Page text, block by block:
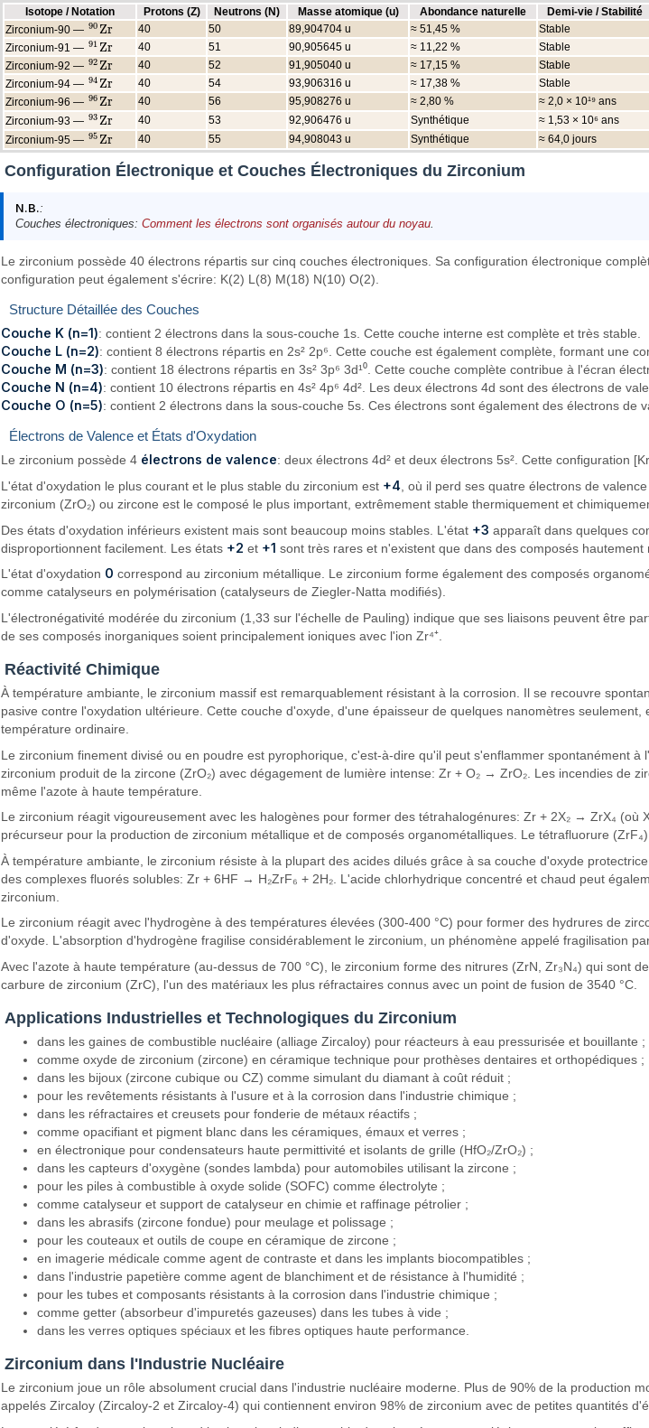
Isotope / Notation Protons (Z) Neutrons (N) Masse atomique (u) Abondance naturelle Demi-vie / Stabilité
Zirconium-90 — 90Zr
90Zr 40 50 89,904704 u ≈ 51,45 % Stable
Zirconium-91 — 91Zr
91Zr 40 51 90,905645 u ≈ 11,22 % Stable
Zirconium-92 — 92Zr
92Zr 40 52 91,905040 u ≈ 17,15 % Stable
Zirconium-94 — 94Zr
94Zr 40 54 93,906316 u ≈ 17,38 % Stable
Zirconium-96 — 96Zr
96Zr 40 56 95,908276 u ≈ 2,80 % ≈ 2,0 × 10¹⁹ ans
Zirconium-93 — 93Zr
93Zr 40 53 92,906476 u Synthétique ≈ 1,53 × 10⁶ ans
Zirconium-95 — 95Zr
95Zr 40 55 94,908043 u Synthétique ≈ 64,0 jours
Configuration Électronique et Couches Électroniques du Zirconium
N.B.:
Couches électroniques: Comment les électrons sont organisés autour du noyau.
Le zirconium possède 40 électrons répartis sur cinq couches électroniques. Sa configuration électronique
configuration peut également s'écrire: K(2) L(8) M(18) N(10) O(2).
Structure Détaillée des Couches
Couche K (n=1): contient 2 électrons dans la sous-couche 1s. Cette couche interne est complète et très stable.
Couche L (n=2): contient 8 électrons répartis en 2s² 2p⁶. Cette couche est également complète, formant une
Couche M (n=3): contient 18 électrons répartis en 3s² 3p⁶ 3d¹⁰. Cette couche complète contribue à l'écran
Couche N (n=4): contient 10 électrons répartis en 4s² 4p⁶ 4d². Les deux électrons 4d sont des électrons de
Couche O (n=5): contient 2 électrons dans la sous-couche 5s. Ces électrons sont également des électrons de
Électrons de Valence et États d'Oxydation
Le zirconium possède 4 électrons de valence: deux électrons 4d² et deux électrons 5s². Cette configuration
L'état d'oxydation le plus courant et le plus stable du zirconium est +4 , où il perd ses quatre électrons de
zirconium (ZrO₂) ou zircone est le composé le plus important, extrêmement stable thermiquement et
Des états d'oxydation inférieurs existent mais sont beaucoup moins stables. L'état +3 apparaît dans quelques
disproportionnent facilement. Les états +2 et +1 sont très rares et n'existent que dans des composés hautement
L'état d'oxydation 0 correspond au zirconium métallique. Le zirconium forme également des composés
comme catalyseurs en polymérisation (catalyseurs de Ziegler-Natta modifiés).
L'électronégativité modérée du zirconium (1,33 sur l'échelle de Pauling) indique que ses liaisons peuvent être
de ses composés inorganiques soient principalement ioniques avec l'ion Zr⁴⁺.
Réactivité Chimique
À température ambiante, le zirconium massif est remarquablement résistant à la corrosion. Il se recouvre
pasive contre l'oxydation ultérieure. Cette couche d'oxyde, d'une épaisseur de quelques nanomètres
température ordinaire.
Le zirconium finement divisé ou en poudre est pyrophorique, c'est-à-dire qu'il peut s'enflammer spontanément
zirconium produit de la zircone (ZrO₂) avec dégagement de lumière intense: Zr + O₂ → ZrO₂. Les incendies de
même l'azote à haute température.
Le zirconium réagit vigoureusement avec les halogènes pour former des tétrahalogénures: Zr + 2X₂ → ZrX₄
précurseur pour la production de zirconium métallique et de composés organométalliques. Le tétrafluorure
À température ambiante, le zirconium résiste à la plupart des acides dilués grâce à sa couche d'oxyde
des complexes fluorés solubles: Zr + 6HF → H₂ZrF₆ + 2H₂. L'acide chlorhydrique concentré et chaud peut
zirconium.
Le zirconium réagit avec l'hydrogène à des températures élevées (300-400 °C) pour former des hydrures de
d'oxyde. L'absorption d'hydrogène fragilise considérablement le zirconium, un phénomène appelé fragilisation
Avec l'azote à haute température (au-dessus de 700 °C), le zirconium forme des nitrures (ZrN, Zr₃N₄) qui sont
carbure de zirconium (ZrC), l'un des matériaux les plus réfractaires connus avec un point de fusion de 3540 °C.
Applications Industrielles et Technologiques du Zirconium
dans les gaines de combustible nucléaire (alliage Zircaloy) pour réacteurs à eau pressurisée et bouillante ;
comme oxyde de zirconium (zircone) en céramique technique pour prothèses dentaires et orthopédiques ;
dans les bijoux (zircone cubique ou CZ) comme simulant du diamant à coût réduit ;
pour les revêtements résistants à l'usure et à la corrosion dans l'industrie chimique ;
dans les réfractaires et creusets pour fonderie de métaux réactifs ;
comme opacifiant et pigment blanc dans les céramiques, émaux et verres ;
en électronique pour condensateurs haute permittivité et isolants de grille (HfO₂/ZrO₂) ;
dans les capteurs d'oxygène (sondes lambda) pour automobiles utilisant la zircone ;
pour les piles à combustible à oxyde solide (SOFC) comme électrolyte ;
comme catalyseur et support de catalyseur en chimie et raffinage pétrolier ;
dans les abrasifs (zircone fondue) pour meulage et polissage ;
pour les couteaux et outils de coupe en céramique de zircone ;
en imagerie médicale comme agent de contraste et dans les implants biocompatibles ;
dans l'industrie papetière comme agent de blanchiment et de résistance à l'humidité ;
pour les tubes et composants résistants à la corrosion dans l'industrie chimique ;
comme getter (absorbeur d'impuretés gazeuses) dans les tubes à vide ;
dans les verres optiques spéciaux et les fibres optiques haute performance.
Zirconium dans l'Industrie Nucléaire
Le zirconium joue un rôle absolument crucial dans l'industrie nucléaire moderne. Plus de 90% de la production
appelés Zircaloy (Zircaloy-2 et Zircaloy-4) qui contiennent environ 98% de zirconium avec de petites quantités